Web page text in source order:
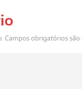
Campos obrigatórios são